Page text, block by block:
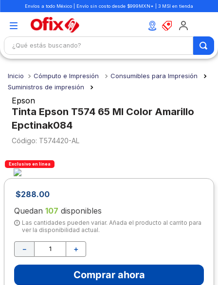
Envíos a todo México | Envío sin costo desde $999MXN* | 3 MSI en tienda
¿Qué estás buscando?
Cómputo e Impresión
Consumibles para Impresión
Suministros de impresión
Epson
Tinta Epson T574 65 Ml Color Amarillo
Epctinak084
: T574420-AL
Exclusivo en línea
$288.00
Quedan 107 disponibles
Las cantidades pueden variar. Añada el producto al carrito para
ver la disponibilidad actual.
＋
－
Comprar ahora
1.
mochilas
2
3
cuaderno
4.
cuadernos
colores
6.
boligrafo
7.
escritorio
8.
sacapuntas
9.
lapiz
escolar